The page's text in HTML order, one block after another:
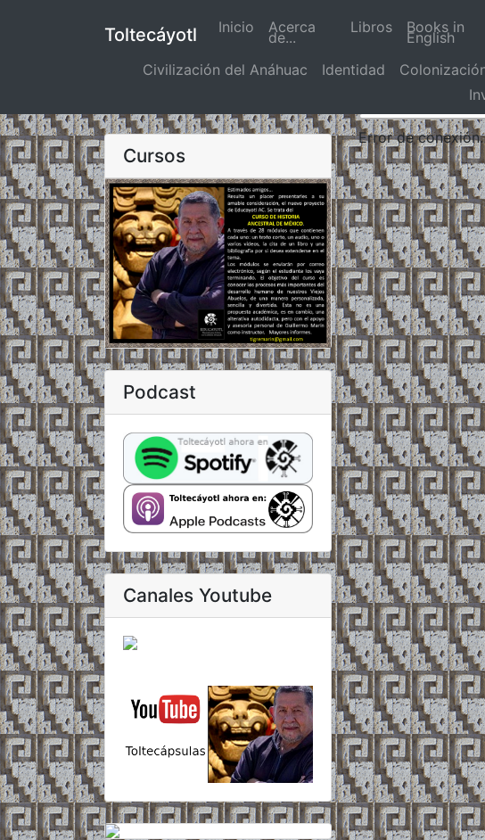
Toltecáyotl Inicio (actual)
Acerca
de...
Libros Books in
English
Civilización del Anáhuac Identidad
Cursos
Podcast
Canales Youtube
Error de conexión.